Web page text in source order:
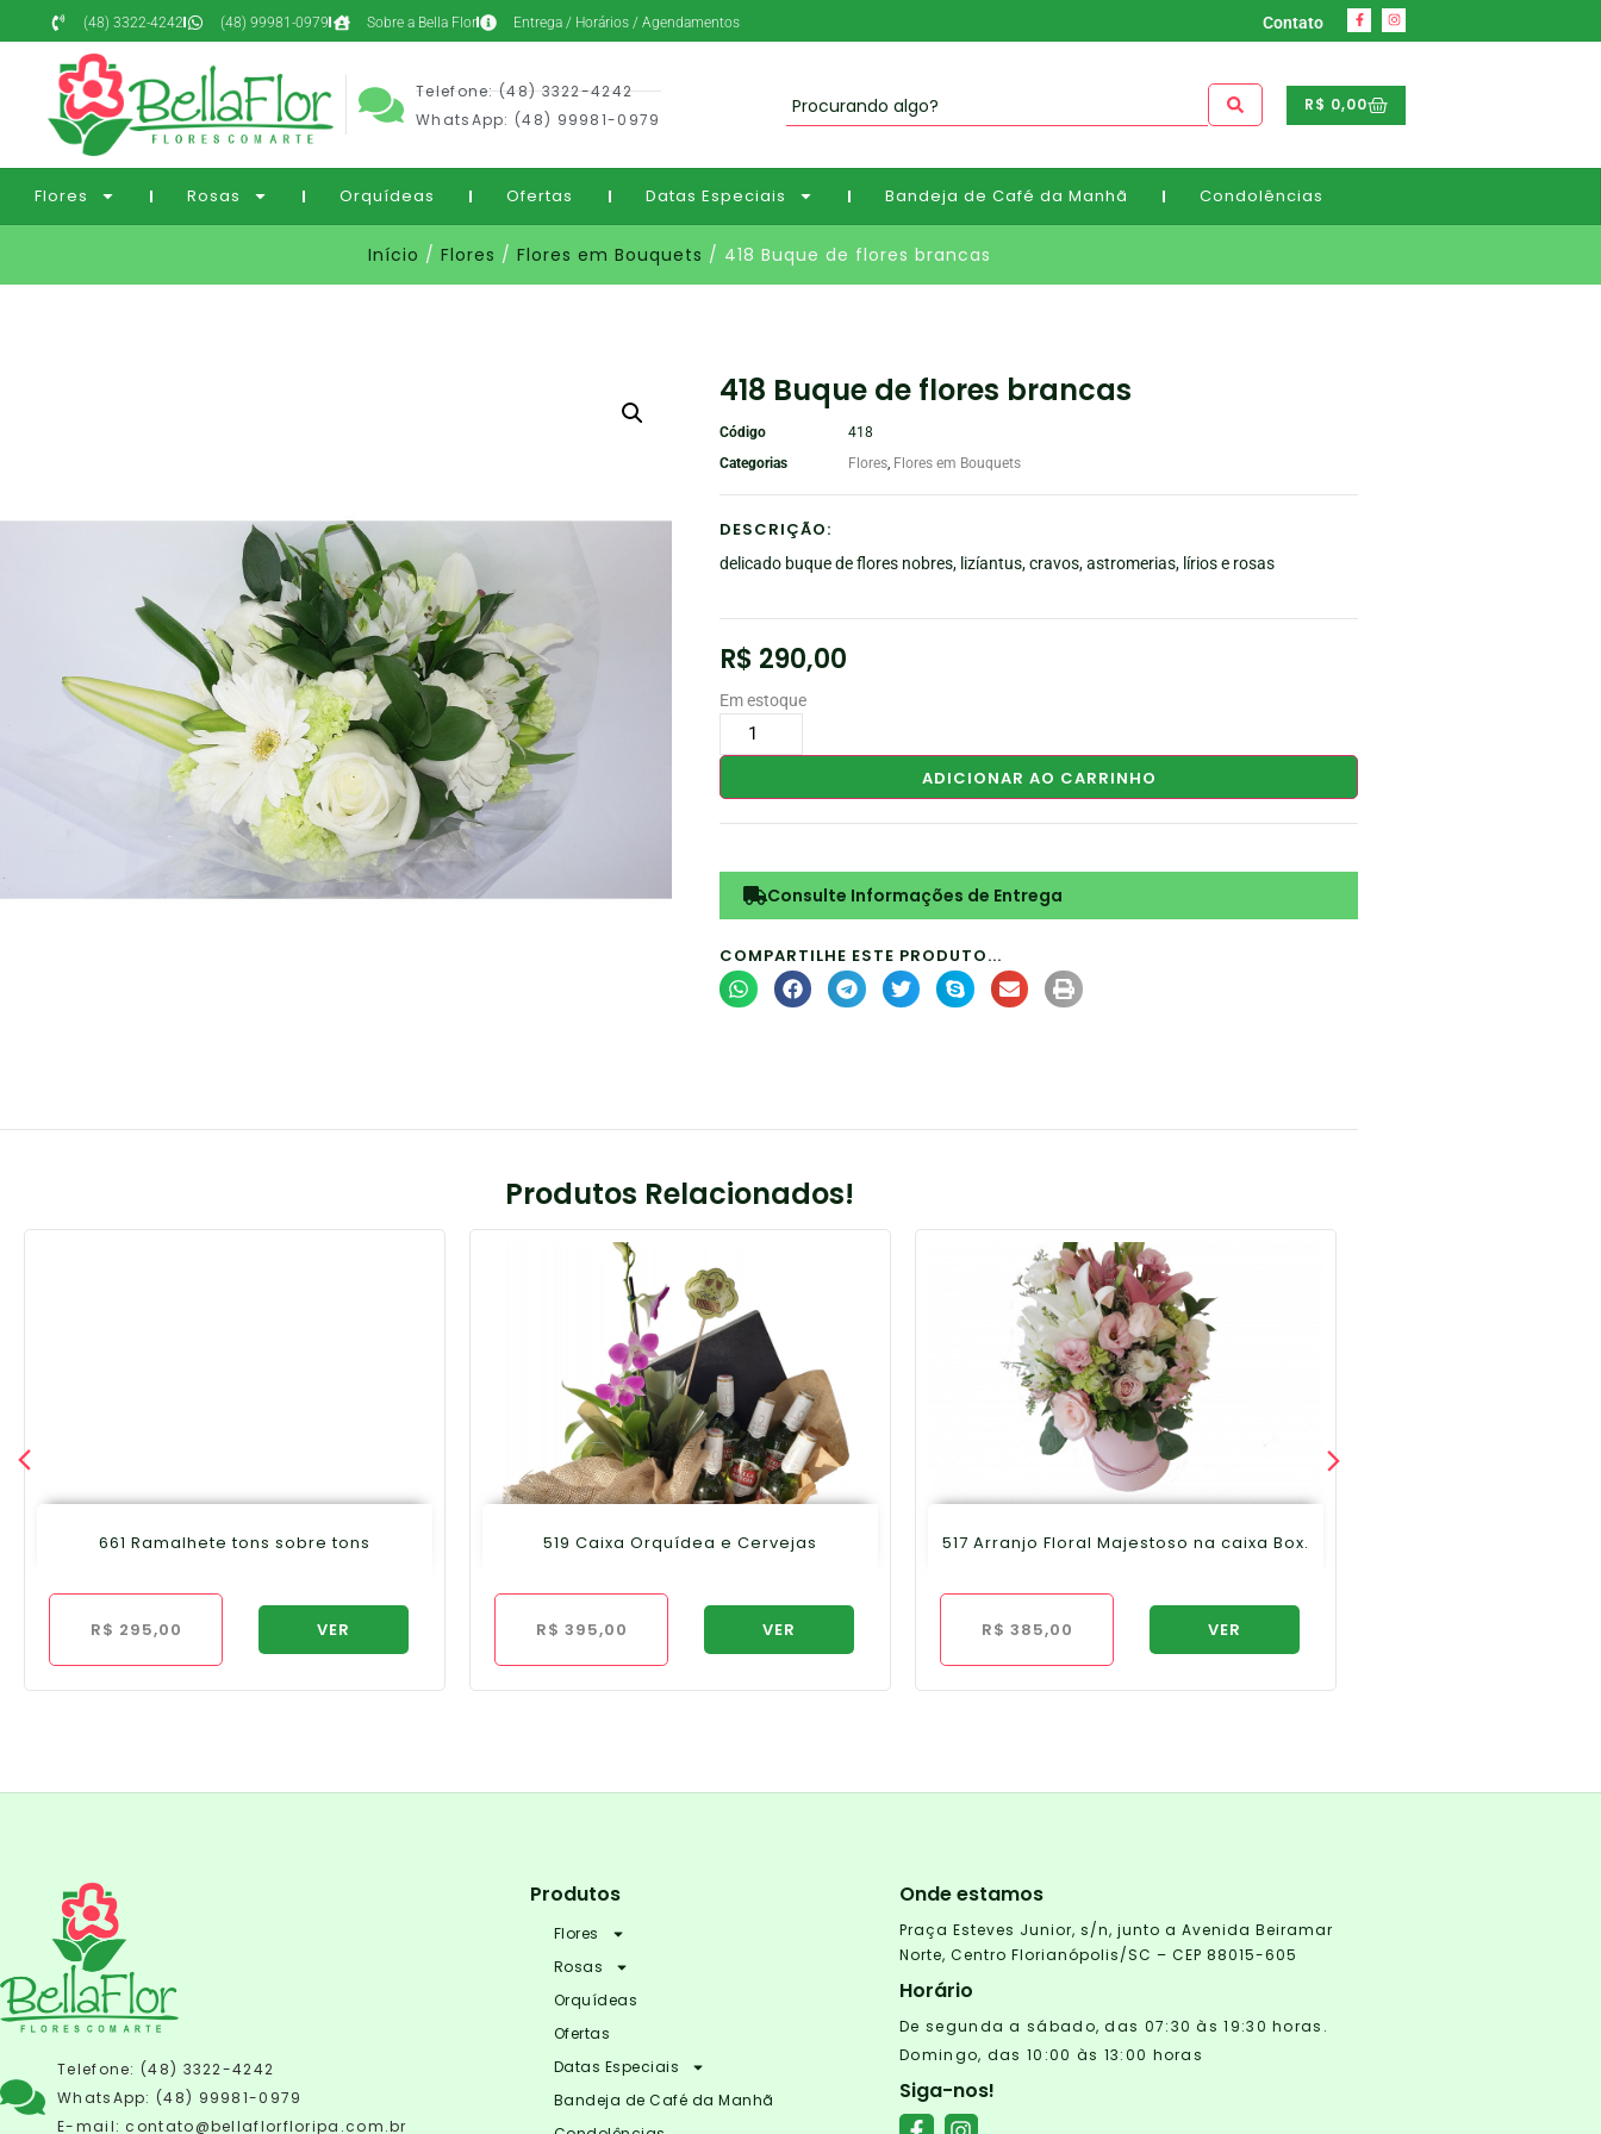
(48) 3322-4242 (48) 99981-0979 Sobre a Bella Flor Entrega / Horários / Agendamentos Contato
Telefone: (48) 3322-4242
WhatsApp: (48) 99981-0979
R$ 0,00
Flores Rosas Orquídeas Ofertas Datas Especiais Bandeja de Café da Manhã Condolências
Início / Flores / Flores em Bouquets / 418 Buque de flores brancas
418 Buque de flores brancas
Código
418
Categorias
Flores, Flores em Bouquets
DESCRIÇÃO:
delicado buque de flores nobres, lizíantus, cravos, astromerias, lírios e rosas
R$ 290,00
Em estoque
ADICIONAR AO CARRINHO
Consulte Informações de Entrega
COMPARTILHE ESTE PRODUTO...
Produtos Relacionados!
661 Ramalhete tons sobre tons
R$ 295,00 VER
519 Caixa Orquídea e Cervejas
R$ 395,00 VER
517 Arranjo Floral Majestoso na caixa Box.
R$ 385,00 VER
Telefone: (48) 3322-4242
WhatsApp: (48) 99981-0979
E-mail:contato@bellaflorfloripa.com.br
Produtos
Flores
Rosas
Orquídeas
Ofertas
Datas Especiais
Bandeja de Café da Manhã
Onde estamos
Praça Esteves Junior, s/n, junto a Avenida Beiramar
Norte, Centro Florianópolis/SC – CEP 88015-605
Horário
De segunda a sábado, das 07:30 às 19:30 horas.
Domingo, das 10:00 às 13:00 horas
Siga-nos!